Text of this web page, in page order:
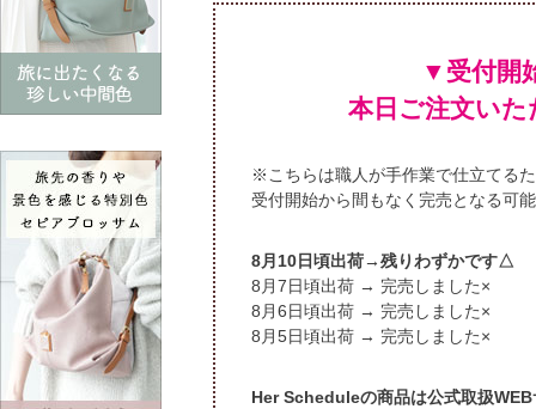
▼受付開
本日ご注文い
※こちらは職人が手作業で仕立てる
受付開始から間もなく完売となる可
頃出荷→残りわずかです△
頃出荷 → 完売しました×
頃出荷 → 完売しました×
頃出荷 → 完売しました×
Her Scheduleの商品は公式取扱